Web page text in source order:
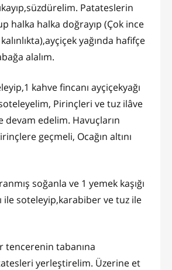
Patateslerin
halka halka doğrayıp (Çok ince
yağında hafifçe
alalım.
kahve fincanı ayçiçekyağı
Pirinçleri ve tuz ilâve
devam edelim. Havuçların
geçmeli, Ocağın altını
soğanla ve 1 yemek kaşığı
ile soteleyip,karabiber ve tuz ile
tencerenin tabanına
yerleştirelim. Üzerine et